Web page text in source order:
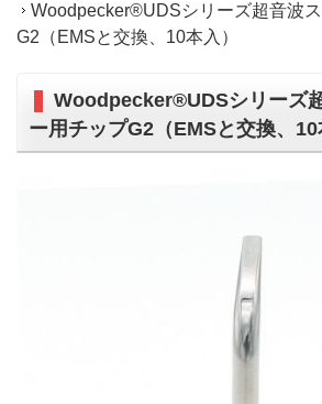
Woodpecker®UDSシリーズ超音波
G2（EMSと交換、10本入）
Woodpecker®UDSシリーズ
ー用チップG2（EMSと交換、10